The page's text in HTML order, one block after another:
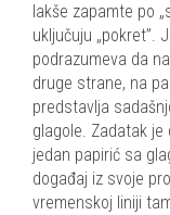
lakše zapamte po
uključuju „pokret”.
podrazumeva da
druge strane, na
predstavlja
glagole. Zadatak
jedan papirić sa
događaj iz svoje
vremenskoj liniji